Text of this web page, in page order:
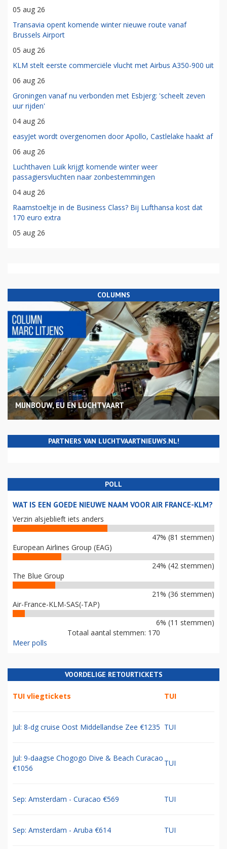
05 aug 26
Transavia opent komende winter nieuwe route vanaf
Brussels Airport
05 aug 26
KLM stelt eerste commerciële vlucht met Airbus A350-900 uit
06 aug 26
Groningen vanaf nu verbonden met Esbjerg: 'scheelt zeven
uur rijden'
04 aug 26
easyJet wordt overgenomen door Apollo, Castlelake haakt af
06 aug 26
Luchthaven Luik krijgt komende winter weer
passagiersvluchten naar zonbestemmingen
04 aug 26
Raamstoeltje in de Business Class? Bij Lufthansa kost dat
170 euro extra
05 aug 26
COLUMNS
MIJNBOUW, EU EN LUCHTVAART
PARTNERS VAN LUCHTVAARTNIEUWS.NL!
POLL
WAT IS EEN GOEDE NIEUWE NAAM VOOR AIR FRANCE-KLM?
Verzin alsjeblieft iets anders
47% (81 stemmen)
European Airlines Group (EAG)
24% (42 stemmen)
The Blue Group
21% (36 stemmen)
Air-France-KLM-SAS(-TAP)
6% (11 stemmen)
Totaal aantal stemmen: 170
Meer polls
VOORDELIGE RETOURTICKETS
TUI vliegtickets TUI
Jul: 8-dg cruise Oost Middellandse Zee €1235 TUI
Jul: 9-daagse Chogogo Dive & Beach Curacao
€1056
TUI
Sep: Amsterdam - Curacao €569 TUI
Sep: Amsterdam - Aruba €614 TUI